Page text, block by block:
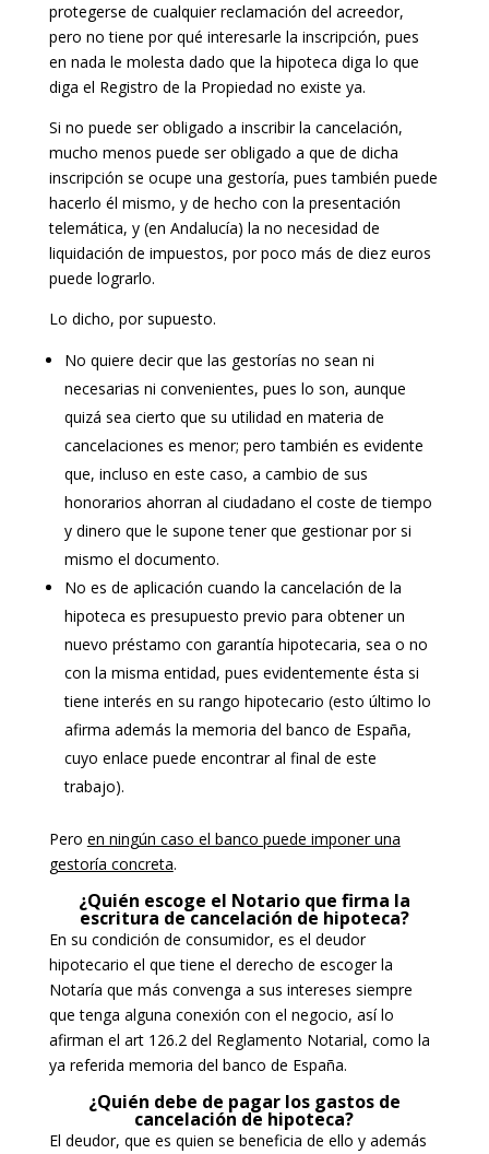
protegerse de cualquier reclamación del acreedor,
pero no tiene por qué interesarle la inscripción, pues
en nada le molesta dado que la hipoteca diga lo que
diga el Registro de la Propiedad no existe ya.
Si no puede ser obligado a inscribir la cancelación,
mucho menos puede ser obligado a que de dicha
inscripción se ocupe una gestoría, pues también puede
hacerlo él mismo, y de hecho con la presentación
telemática, y (en Andalucía) la no necesidad de
liquidación de impuestos, por poco más de diez euros
puede lograrlo.
Lo dicho, por supuesto.
No quiere decir que las gestorías no sean ni
necesarias ni convenientes, pues lo son, aunque
quizá sea cierto que su utilidad en materia de
cancelaciones es menor; pero también es evidente
que, incluso en este caso, a cambio de sus
honorarios ahorran al ciudadano el coste de tiempo
y dinero que le supone tener que gestionar por si
mismo el documento.
No es de aplicación cuando la cancelación de la
hipoteca es presupuesto previo para obtener un
nuevo préstamo con garantía hipotecaria, sea o no
con la misma entidad, pues evidentemente ésta si
tiene interés en su rango hipotecario (esto último lo
afirma además la memoria del banco de España,
cuyo enlace puede encontrar al final de este
trabajo).
Pero en ningún caso el banco puede imponer una
gestoría concreta.
¿Quién escoge el Notario que firma la
escritura de cancelación de hipoteca?
En su condición de consumidor, es el deudor
hipotecario el que tiene el derecho de escoger la
Notaría que más convenga a sus intereses siempre
que tenga alguna conexión con el negocio, así lo
afirman el art 126.2 del Reglamento Notarial, como la
ya referida memoria del banco de España.
¿Quién debe de pagar los gastos de
cancelación de hipoteca?
El deudor, que es quien se beneficia de ello y además